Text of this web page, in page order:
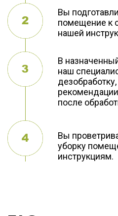
Вы
помещение к
нашей
В
наш
после
Вы
уборку
инструкциям.